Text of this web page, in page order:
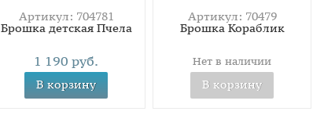
Артикул: 704781
Брошка детская Пчела
1 190 руб.
В корзину
Артикул: 70479
Брошка Кораблик
Нет в наличии
В корзину